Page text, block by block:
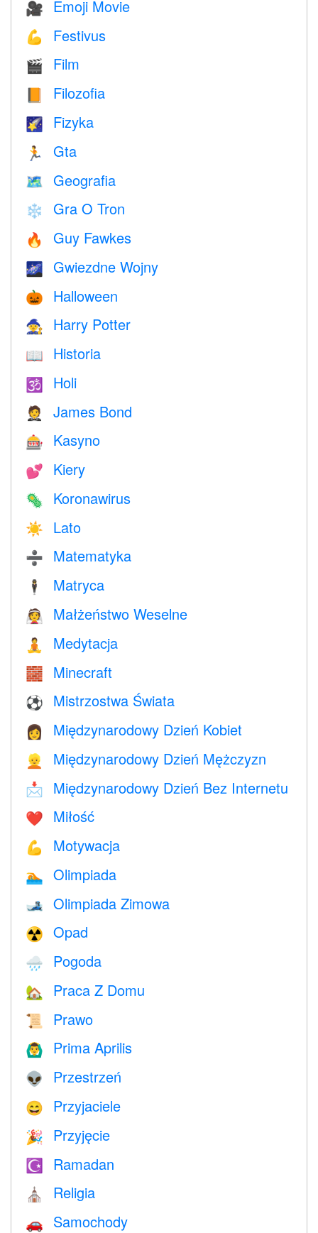
🎥 Emoji Movie
💪 Festivus
🎬 Film
📙 Filozofia
🌠 Fizyka
🏃 Gta
🗺 Geografia
❄️ Gra O Tron
🔥 Guy Fawkes
🌌 Gwiezdne Wojny
🎃 Halloween
🧙 Harry Potter
📖 Historia
🕉 Holi
🤵 James Bond
🎰 Kasyno
💕 Kiery
🦠 Koronawirus
☀️ Lato
➗ Matematyka
🕴️ Matryca
👰 Małżeństwo Weselne
🧘 Medytacja
🧱 Minecraft
⚽ Mistrzostwa Świata
👩 Międzynarodowy Dzień Kobiet
👱 Międzynarodowy Dzień Mężczyzn
📩 Międzynarodowy Dzień Bez Internetu
❤️️ Miłość
💪 Motywacja
🏊 Olimpiada
🎿 Olimpiada Zimowa
☢️ Opad
🌧 Pogoda
🏡 Praca Z Domu
📜 Prawo
🙆‍♂️ Prima Aprilis
👽 Przestrzeń
😄 Przyjaciele
🎉 Przyjęcie
☪️ Ramadan
⛪️ Religia
🚗 Samochody